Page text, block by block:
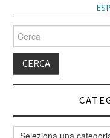
Cerca
per:
Categorie